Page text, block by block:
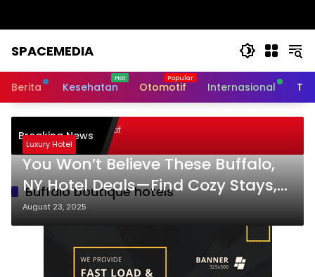
SPACEMEDIA
Berita Kesehatan Otomotif Internasional
Breaking News
Pembelajaran Aktif
Sukses
Buffalo boutique hotels
Luxury Hotel
You Won’t Believe These Buffalo,
NY Hotel Deals—Find Cozy Stays,
Historic Charm & Luxe Comfort!
August 23, 2025